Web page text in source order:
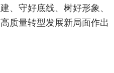
、守好底线、树好形象、
质量转型发展新局面作出